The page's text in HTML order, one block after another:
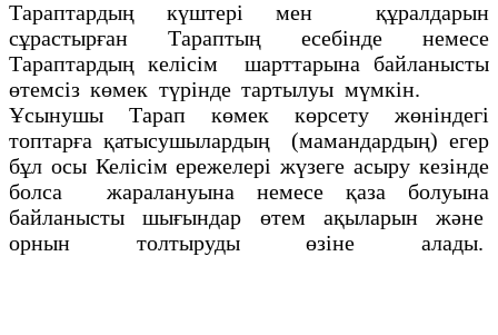
Тараптардың күштері мен құралдарын
сұрастырған Тараптың есебінде немесе
Тараптардың келісім шарттарына байланысты
өтемсіз көмек түрінде тартылуы мүмкін.
Ұсынушы Тарап көмек көрсету жөніндегі
топтарға қатысушылардың (мамандардың) егер
бұл осы Келісім ережелері жүзеге асыру кезінде
болса жаралануына немесе қаза болуына
байланысты шығындар өтем ақыларын және
орнын толтыруды өзіне алады.